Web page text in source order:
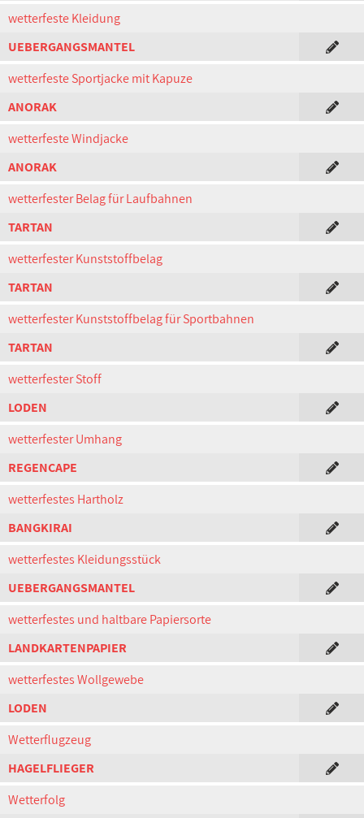
wetterfeste Kleidung
UEBERGANGSMANTEL
wetterfeste Sportjacke mit Kapuze
ANORAK
wetterfeste Windjacke
ANORAK
wetterfester Belag für Laufbahnen
TARTAN
wetterfester Kunststoffbelag
TARTAN
wetterfester Kunststoffbelag für Sportbahnen
TARTAN
wetterfester Stoff
LODEN
wetterfester Umhang
REGENCAPE
wetterfestes Hartholz
BANGKIRAI
wetterfestes Kleidungsstück
UEBERGANGSMANTEL
wetterfestes und haltbare Papiersorte
LANDKARTENPAPIER
wetterfestes Wollgewebe
LODEN
Wetterflugzeug
HAGELFLIEGER
Wetterfolg